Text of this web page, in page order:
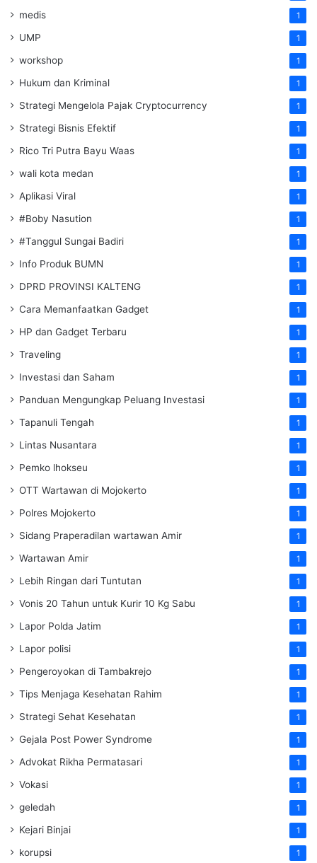
medis 1
UMP 1
workshop 1
Hukum dan Kriminal 1
Strategi Mengelola Pajak Cryptocurrency 1
Strategi Bisnis Efektif 1
Rico Tri Putra Bayu Waas 1
wali kota medan 1
Aplikasi Viral 1
#Boby Nasution 1
#Tanggul Sungai Badiri 1
Info Produk BUMN 1
DPRD PROVINSI KALTENG 1
Cara Memanfaatkan Gadget 1
HP dan Gadget Terbaru 1
Traveling 1
Investasi dan Saham 1
Panduan Mengungkap Peluang Investasi 1
Tapanuli Tengah 1
Lintas Nusantara 1
Pemko lhokseu 1
OTT Wartawan di Mojokerto 1
Polres Mojokerto 1
Sidang Praperadilan wartawan Amir 1
Wartawan Amir 1
Lebih Ringan dari Tuntutan 1
Vonis 20 Tahun untuk Kurir 10 Kg Sabu 1
Lapor Polda Jatim 1
Lapor polisi 1
Pengeroyokan di Tambakrejo 1
Tips Menjaga Kesehatan Rahim 1
Strategi Sehat Kesehatan 1
Gejala Post Power Syndrome 1
Advokat Rikha Permatasari 1
Vokasi 1
geledah 1
Kejari Binjai 1
korupsi 1